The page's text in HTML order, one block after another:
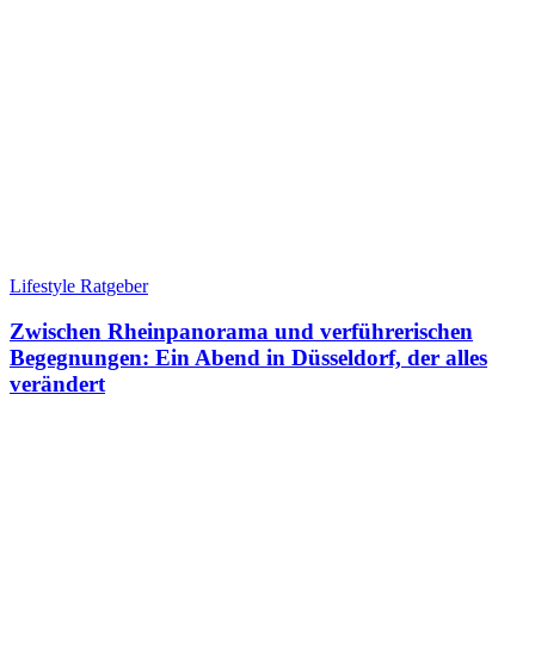
Lifestyle Ratgeber
Zwischen Rheinpanorama und verführerischen
Begegnungen: Ein Abend in Düsseldorf, der alles
verändert